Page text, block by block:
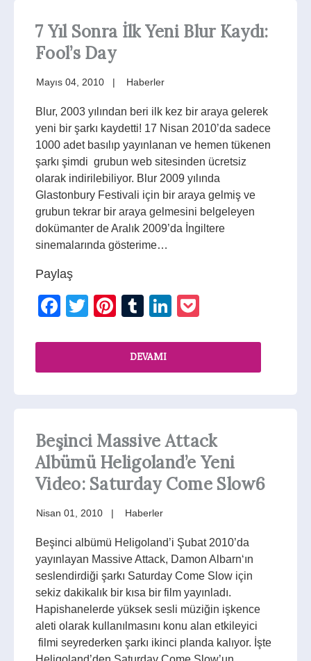
7 Yıl Sonra İlk Yeni Blur Kaydı:
Fool’s Day
Mayıs 04, 2010 Haberler
Blur, 2003 yılından beri ilk kez bir araya gelerek
yeni bir şarkı kaydetti! 17 Nisan 2010’da sadece
1000 adet basılıp yayınlanan ve hemen tükenen
şarkı şimdi grubun web sitesinden ücretsiz
olarak indirilebiliyor. Blur 2009 yılında
Glastonbury Festivali için bir araya gelmiş ve
grubun tekrar bir araya gelmesini belgeleyen
dokümanter de Aralık 2009’da İngiltere
sinemalarında gösterime…
Paylaş
Facebook
TwitterPinterest
TumblrLinkedIn
DEVAMI
Beşinci Massive Attack
Albümü Heligoland’e Yeni
Video: Saturday Come Slow6
Nisan 01, 2010 Haberler
Beşinci albümü Heligoland’i Şubat 2010’da
yayınlayan Massive Attack, Damon Albarn‘ın
seslendirdiği şarkı Saturday Come Slow için
sekiz dakikalık bir kısa bir film yayınladı.
Hapishanelerde yüksek sesli müziğin işkence
aleti olarak kullanılmasını konu alan etkileyici
filmi seyrederken şarkı ikinci planda kalıyor. İşte